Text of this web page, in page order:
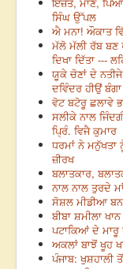
ਸਿੰਘ ਉੱਪਲ
ਐ ਮਨਾ! ਔਕਾਤ
ਮੱਲੋ ਮੱਲੀ ਰੱਬ ਬਣ
ਦਿਖਾ ਦਿੱਤਾ ---
ਯੂਕੇ ਚੋਣਾਂ ਦੇ
ਦਵਿੰਦਰ ਹੀਉਂ ਬੰਗਾ
ਵੋਟ ਬਟੋਰੂ ਛਲਾਵੇ
ਸਲੀਕੇ ਨਾਲ
ਪ੍ਰਿੰ. ਵਿਜੈ ਕੁਮਾਰ
ਧਰਮਾਂ ਨੇ ਮਨੁੱਖਤਾ
ਜ਼ੀਰਖ
ਬਲਾਤਕਾਰ,
ਨਾਲ ਨਾਲ ਤੁਰਦੇ
ਸੋਸ਼ਲ ਮੀਡੀਆ
ਬੀਬਾ ਸ਼ਮੀਲਾ
ਪਟਾਕਿਆਂ ਦੇ ਮਾਰੂ
ਅਕਲਾਂ ਬਾਝੋਂ ਖੂਹ
ਪੰਜਾਬ: ਖੁਸ਼ਹਾਲੀ